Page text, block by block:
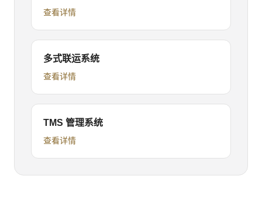
查看详情
多式联运系统
查看详情
TMS 管理系统
查看详情